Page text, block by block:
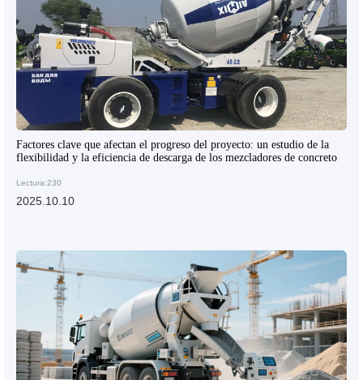
Factores clave que afectan el progreso del proyecto: un estudio de la
flexibilidad y la eficiencia de descarga de los mezcladores de concreto
Lectura:230
2025.10.10